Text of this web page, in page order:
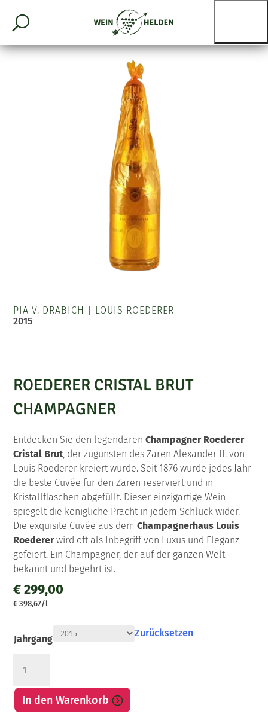
PIA V. DRABICH
LOUIS ROEDERER
2015
ROEDERER CRISTAL BRUT
CHAMPAGNER
Entdecken Sie den legendärenChampagner Roederer
Cristal Brut, der zugunsten des Zaren Alexander II. von
Louis Roederer kreiert wurde. Seit 1876 wurde jedes Jahr
die beste Cuvée für den Zaren reserviert und in
Kristallflaschen abgefüllt. Dieser einzigartige Wein
spiegelt die königliche Pracht in jedem Schluck wider.
Die exquisite Cuvée aus demChampagnerhaus Louis
Roedererwird oft als Inbegriff von Luxus und Eleganz
gefeiert. Ein Champagner, der auf der ganzen Welt
bekannt und begehrt ist.
€299,00
€ 398,67/l
Jahrgang
Zurücksetzen
Cristal
Brut
Champagner
In den Warenkorb